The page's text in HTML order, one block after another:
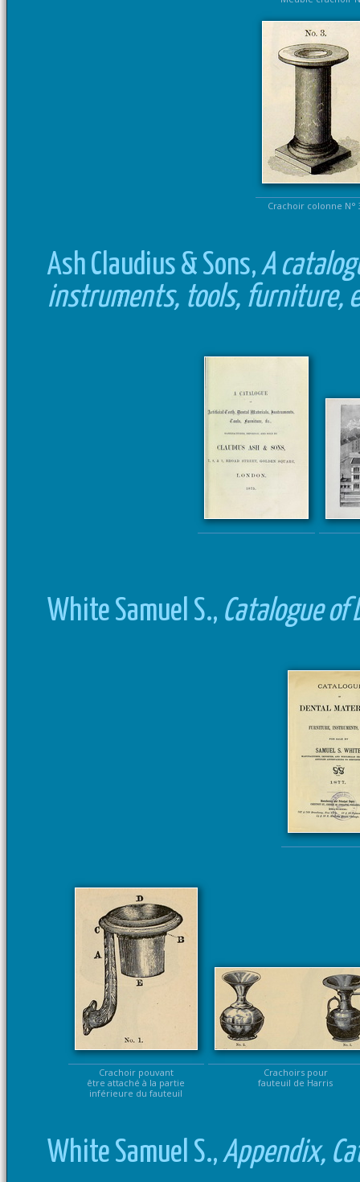
Crachoir colonne N°
Ash Claudius & Sons,A
instruments, tools, furniture,
White Samuel S., Catalogue of
Crachoir pouvant
être attaché à la partie
inférieure du fauteuil
Crachoirs pour
fauteuil de Harris
White Samuel S.,Appendix,